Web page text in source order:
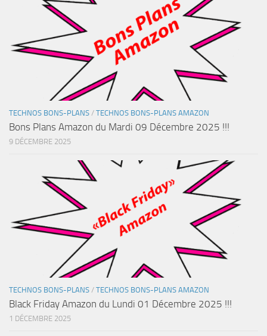
TECHNOS BONS-PLANS / TECHNOS BONS-PLANS AMAZON
Bons Plans Amazon du Mardi 09 Décembre 2025 !!!
9 DÉCEMBRE 2025
TECHNOS BONS-PLANS / TECHNOS BONS-PLANS AMAZON
Black Friday Amazon du Lundi 01 Décembre 2025 !!!
1 DÉCEMBRE 2025